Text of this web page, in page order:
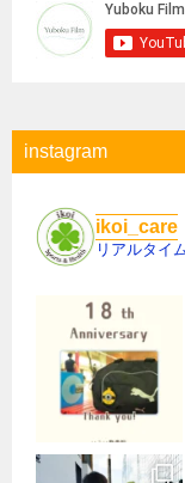
instagram
ikoi_care
リアルタイ